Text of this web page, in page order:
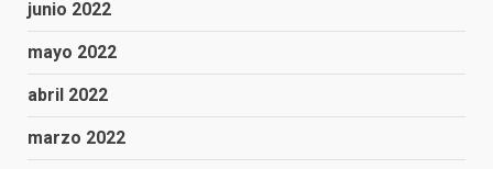
junio 2022
mayo 2022
abril 2022
marzo 2022